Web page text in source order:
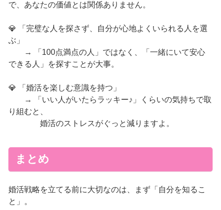
で、あなたの価値とは関係ありません。
💎 「完璧な人を探さず、自分が心地よくいられる人を選
ぶ」
→ 「100点満点の人」ではなく、「一緒にいて安心
できる人」を探すことが大事。
💎 「婚活を楽しむ意識を持つ」
→ 「いい人がいたらラッキー♪」くらいの気持ちで取
り組むと、
婚活のストレスがぐっと減りますよ。
まとめ
婚活戦略を立てる前に大切なのは、まず「自分を知るこ
と」。